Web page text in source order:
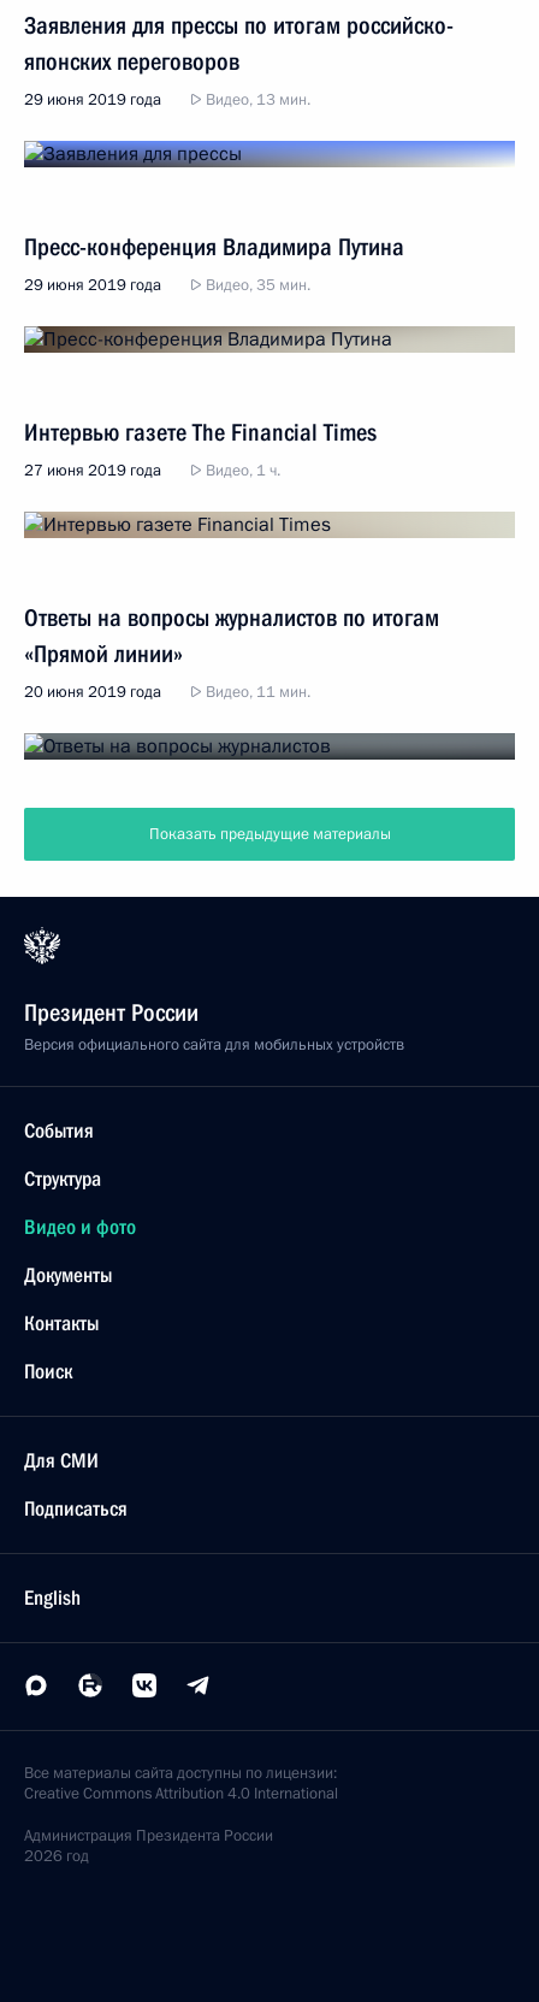
Заявления для прессы по итогам российско-
японских переговоров
29 июня 2019 года Видео, 13 мин.
Пресс-конференция Владимира Путина
29 июня 2019 года Видео, 35 мин.
Интервью газете The Financial Times
27 июня 2019 года Видео, 1 ч.
Ответы на вопросы журналистов по итогам
«Прямой линии»
20 июня 2019 года Видео, 11 мин.
Показать предыдущие материалы
Президент России
Версия официального сайта для мобильных устройств
События
Структура
Видео и фото
Документы
Контакты
Поиск
Для СМИ
Подписаться
English
Все материалы сайта доступны по лицензии:
Creative Commons Attribution 4.0 International
Администрация Президента России
2026 год